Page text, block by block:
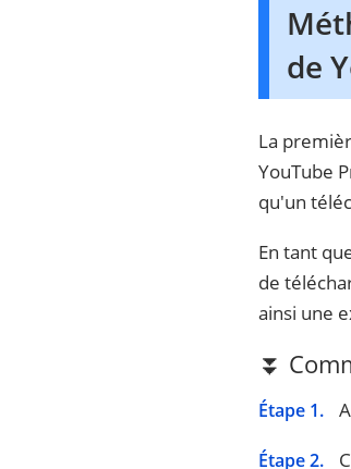
de
La
YouTube
qu'un
En tant
de
ainsi une
⏬
Étape 1.
Étape 2.